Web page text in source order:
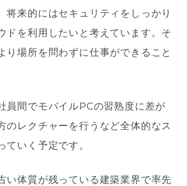
将来的にはセキュリティをしっかり
ドを利用したいと考えています。そ
り場所を問わずに仕事ができること
員間でモバイルPCの習熟度に差が
のレクチャーを行うなど全体的なス
ていく予定です。
い体質が残っている建築業界で率先